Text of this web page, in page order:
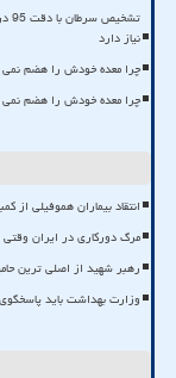
نیاز دارد
چرا معده خودش را هضم نمی
چرا معده خودش را هضم نمی
انتقاد بیماران هموفیلی از
مرگ دورکاری در ایران وقتی
رهبر شهید از اصلی ترین
وزارت بهداشت باید